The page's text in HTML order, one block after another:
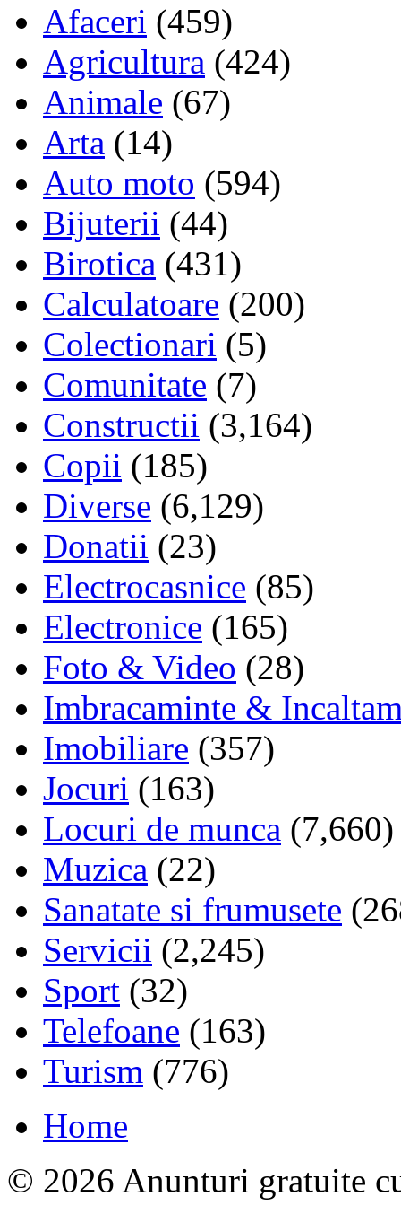
Afaceri (459)
Agricultura (424)
Animale (67)
Arta (14)
Auto moto (594)
Bijuterii (44)
Birotica (431)
Calculatoare (200)
Colectionari (5)
Comunitate (7)
Constructii (3,164)
Copii (185)
Diverse (6,129)
Donatii (23)
Electrocasnice (85)
Electronice (165)
Foto & Video (28)
Imbracaminte &
Imobiliare (357)
Jocuri (163)
Locuri de munca (7,660)
Muzica (22)
Sanatate si frumusete
Servicii (2,245)
Sport (32)
Telefoane (163)
Turism (776)
Home
© 2026 Anunturi gratuite